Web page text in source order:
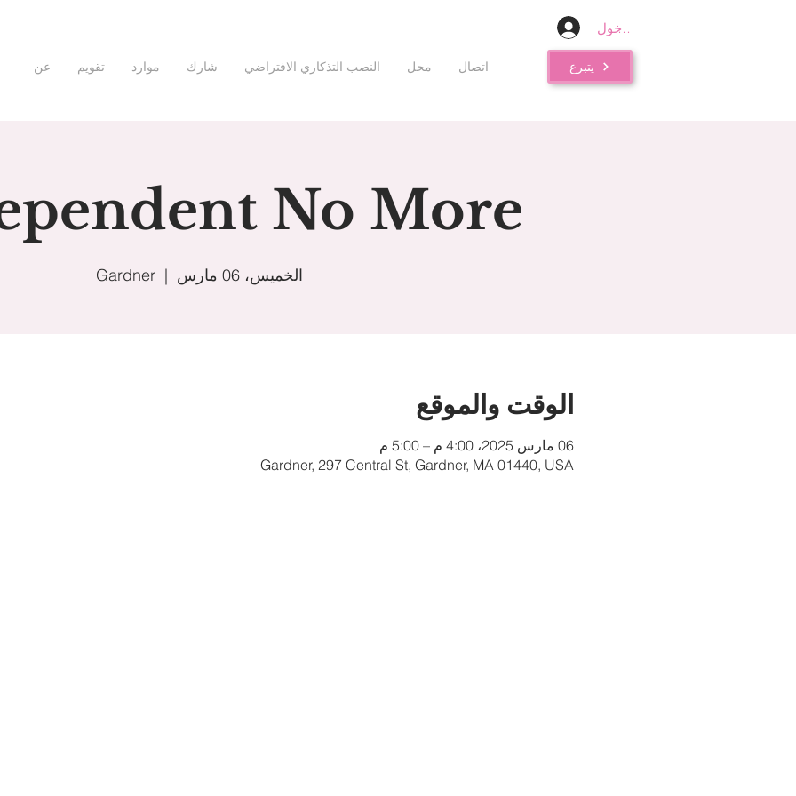
تسجيل الدخول
عن تقويم موارد شارك النصب التذكاري الافتراضي محل اتصال يتبرع
No More
الخميس، 06 مارس
  |
Gardner
الوقت والموقع
06 مارس 2025، 4:00 م – 5:00 م
Gardner, 297 Central St, Gardner, MA 01440, USA